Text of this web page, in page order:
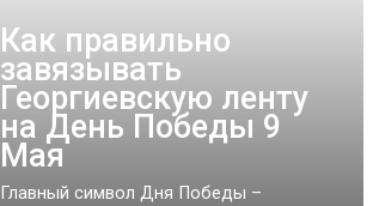
Как правильно
завязывать
Георгиевскую ленту
на День Победы 9
Мая
Главный символ Дня Победы –